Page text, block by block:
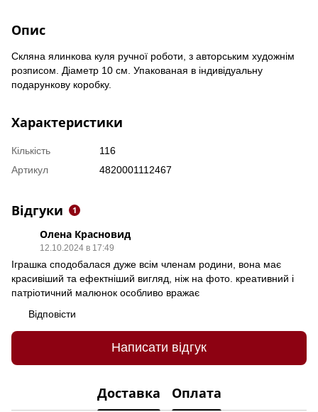
Опис
Скляна ялинкова куля ручної роботи, з авторським художнім
розписом. Діаметр 10 см. Упакованая в індивідуальну
подарункову коробку.
Характеристики
Кількість
116
Артикул
4820001112467
Відгуки 1
Олена Красновид
12.10.2024 в 17:49
Іграшка сподобалася дуже всім членам родини, вона має
красивіший та ефектніший вигляд, ніж на фото. креативний і
патріотичний малюнок особливо вражає
Відповісти
Написати відгук
Доставка Оплата